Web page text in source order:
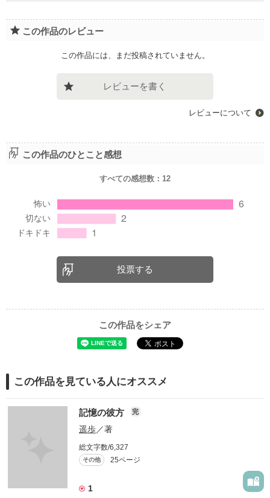
この作品のレビュー
この作品には、まだ投稿されていません。
レビューを書く
レビューについて
この作品のひとこと感想
すべての感想数： 12
投票する
この作品をシェア
この作品を見ている人にオススメ
記憶の彼方 完
遥歩／著
総文字数/6,327
その他 25ページ
1